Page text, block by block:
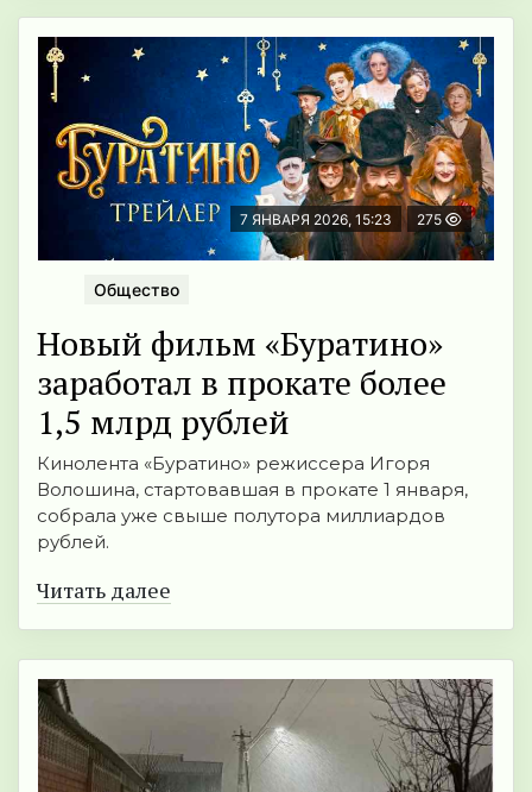
7 ЯНВАРЯ 2026, 15:23 275
Общество
Новый фильм «Буратино»
заработал в прокате более
1,5 млрд рублей
Кинолента «Буратино» режиссера Игоря
Волошина, стартовавшая в прокате 1 января,
собрала уже свыше полутора миллиардов
рублей.
Читать далее